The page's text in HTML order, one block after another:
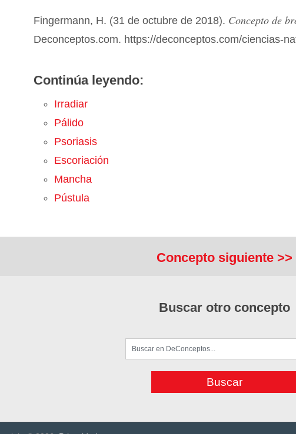
Fingermann, H. (31 de octubre de 2018). Concepto de
Deconceptos.com. https://deconceptos.com/ciencias-
Continúa leyendo:
Irradiar
Pálido
Psoriasis
Escoriación
Mancha
Pústula
Concepto siguiente >>
Buscar otro concepto